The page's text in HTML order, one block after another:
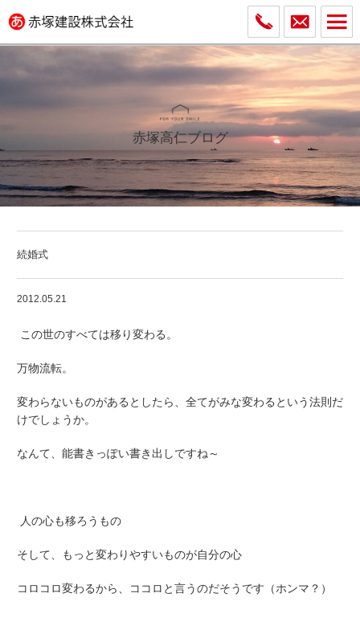
赤塚高仁ブログ
続婚式
2012.05.21
この世のすべては移り変わる。
万物流転。
変わらないものがあるとしたら、全てがみな変わるという法則だ
けでしょうか。
なんて、能書きっぽい書き出しですね～
人の心も移ろうもの
そして、もっと変わりやすいものが自分の心
コロコロ変わるから、ココロと言うのだそうです（ホンマ？）